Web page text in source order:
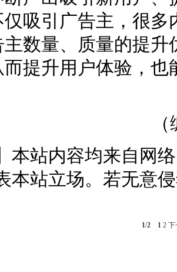
吸引广告主，很
数量、质量的提
提升用户体验，
本站内容均来自网
本站立场。若无意
1/2 1 2 下